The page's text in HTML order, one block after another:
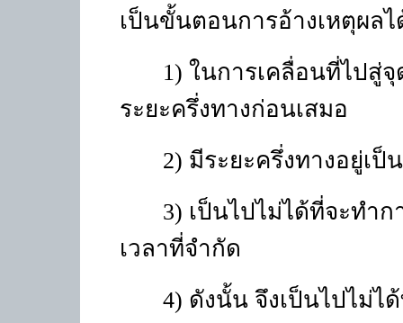
เป็นขั้นตอนการอ้างเหตุผล
1) ในการเคลื่อนที่ไปสู่
ระยะครึ่งทางก่อนเสมอ
2) มีระยะครึ่งทางอยู่เ
3) เป็นไปไม่ได้ที่จะทำ
เวลาที่จำกัด
4) ดังนั้น จึงเป็นไปไม่ไ